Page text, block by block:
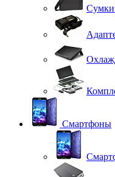
Сумки
Смартфоны